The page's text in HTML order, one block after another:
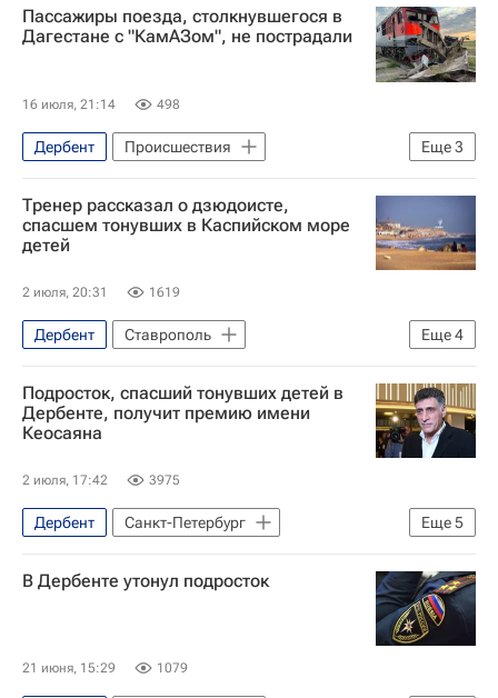
Пассажиры поезда, столкнувшегося в
Дагестане с "КамАЗом", не пострадали
16 июля, 21:14 498
Еще3
Дербент
Происшествия
Республика Дагестан
Россия
Северо-Кавказская железная дорога
Тренер рассказал о дзюдоисте,
спасшем тонувших в Каспийском море
детей
2 июля, 20:31 1619
Еще4
Дербент
Ставрополь
Каспийское море
Маргарита Симоньян
Тигран Кеосаян
Происшествия
Подросток, спасший тонувших детей в
Дербенте, получит премию имени
Кеосаяна
2 июля, 17:42 3975
Еще5
Дербент
Санкт-Петербург
Ставрополь
Тигран Кеосаян
Маргарита Симоньян
Общество
В Дербенте утонул подросток
21 июня, 15:29 1079